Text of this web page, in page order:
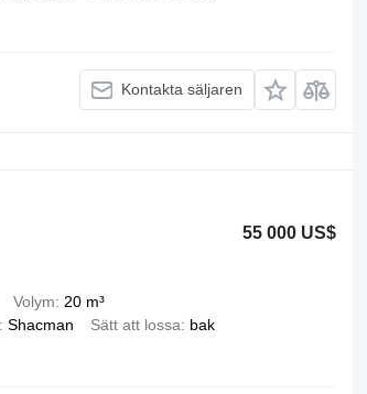
Kontakta säljaren
55 000 US$
Volym
20 m³
Shacman Sätt att lossa bak